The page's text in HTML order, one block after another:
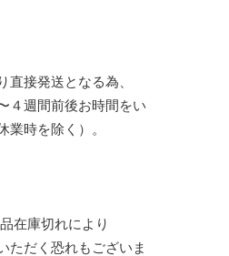
直接発送となる為、
４週間前後お時間をい
業時を除く）。
在庫切れにより
ただく恐れもございま